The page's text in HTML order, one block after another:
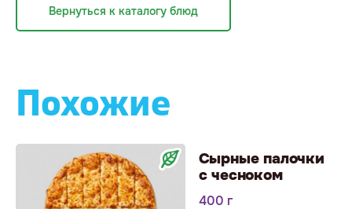
Вернуться к каталогу блюд
Похожие
Сырные палочки
с чесноком
400 г